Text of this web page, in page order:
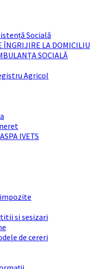
Socială
ÎNGRIJIRE LA DOMICILIU
SOCIALĂ
Agricol
IVETS
si sesizari
de cereri